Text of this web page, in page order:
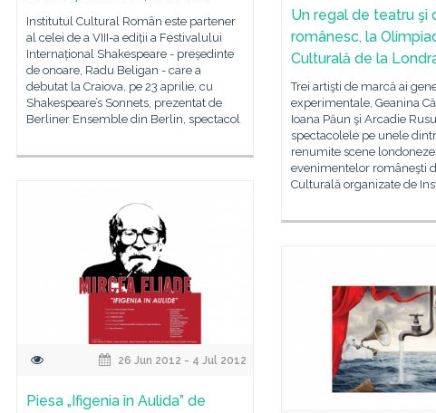
Institutul Cultural Român este partener
al celei de a VIII-a ediții a Festivalului
Internațional Shakespeare - președinte
de onoare, Radu Beligan - care a
debutat la Craiova, pe 23 aprilie, cu
Shakespeare’s Sonnets, prezentat de
Berliner Ensemble din Berlin, spectacol
Un regal de teatru şi
românesc, la
Culturală de la
Trei artişti de marcă ai
experimentale, Geanina
Ioana Păun şi Arcadie
spectacolele pe unele
renumite scene
evenimentelor româneşti
Culturală organizate de
26 Jun 2012 - 4 Jul 2012
Piesa „Ifigenia în Aulida” de